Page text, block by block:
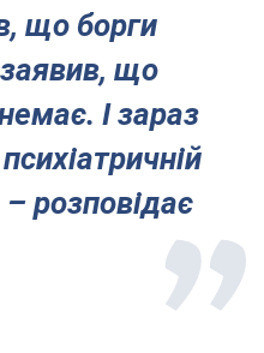
що борги
що
І зараз
– розповідає